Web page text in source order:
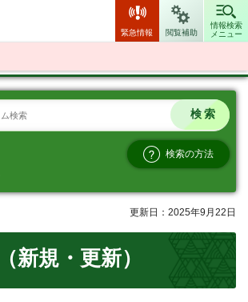
緊急情報 閲覧補助
情報検索
メニュー
検索の方法
更新日：2025年9月22日
新規・更新）